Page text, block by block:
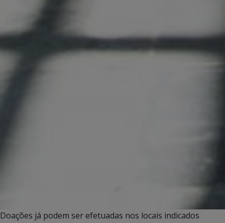
Doações já podem ser efetuadas nos locais indicados